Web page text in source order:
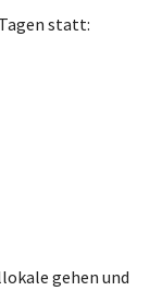
statt:
gehen und